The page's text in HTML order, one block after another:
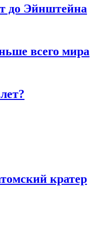
до Эйнштейна
всего мира
кратер